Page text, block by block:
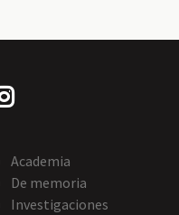
Academia
De memoria
Investigaciones